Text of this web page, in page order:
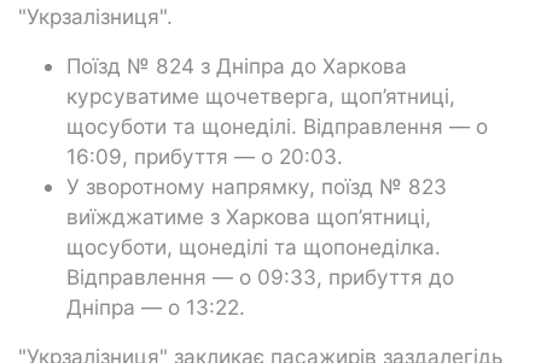
"Укрзалізниця".
Поїзд № 824 з Дніпра до Харкова
курсуватиме щочетверга, щоп’ятниці,
щосуботи та щонеділі. Відправлення — о
16:09, прибуття — о 20:03.
У зворотному напрямку, поїзд № 823
виїжджатиме з Харкова щоп’ятниці,
щосуботи, щонеділі та щопонеділка.
Відправлення — о 09:33, прибуття до
Дніпра — о 13:22.
"Укрзалізниця" закликає пасажирів заздалегідь